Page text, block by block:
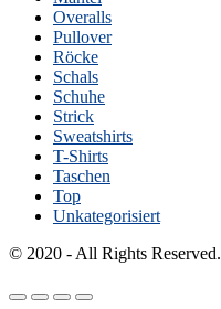
Overalls
Pullover
Röcke
Schals
Schuhe
Strick
Sweatshirts
T-Shirts
Taschen
Top
Unkategorisiert
© 2020 - All Rights Reserved.